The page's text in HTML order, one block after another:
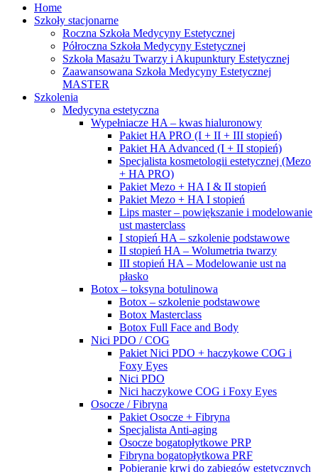
Home
Szkoły stacjonarne
Roczna Szkoła Medycyny Estetycznej
Półroczna Szkoła Medycyny Estetycznej
Szkoła Masażu Twarzy i Akupunktury Estetycznej
Zaawansowana Szkoła Medycyny Estetycznej
MASTER
Szkolenia
Medycyna estetyczna
Wypełniacze HA – kwas hialuronowy
Pakiet HA PRO (I + II + III stopień)
Pakiet HA Advanced (I + II stopień)
Specjalista kosmetologii estetycznej (Mezo
+ HA PRO)
Pakiet Mezo + HA I & II stopień
Pakiet Mezo + HA I stopień
Lips master – powiększanie i modelowanie
ust masterclass
I stopień HA – szkolenie podstawowe
II stopień HA – Wolumetria twarzy
III stopień HA – Modelowanie ust na
płasko
Botox – toksyna botulinowa
Botox – szkolenie podstawowe
Botox Masterclass
Botox Full Face and Body
Nici PDO / COG
Pakiet Nici PDO + haczykowe COG i
Foxy Eyes
Nici PDO
Nici haczykowe COG i Foxy Eyes
Osocze / Fibryna
Pakiet Osocze + Fibryna
Specjalista Anti-aging
Osocze bogatopłytkowe PRP
Fibryna bogatopłytkowa PRF
Pobieranie krwi do zabiegów estetycznych